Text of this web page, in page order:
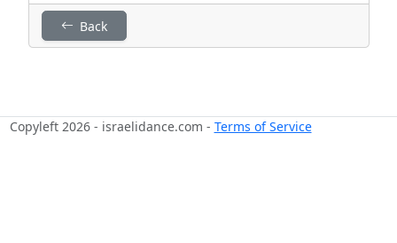
Back
Copyleft 2026 - israelidance.com - Terms of Service